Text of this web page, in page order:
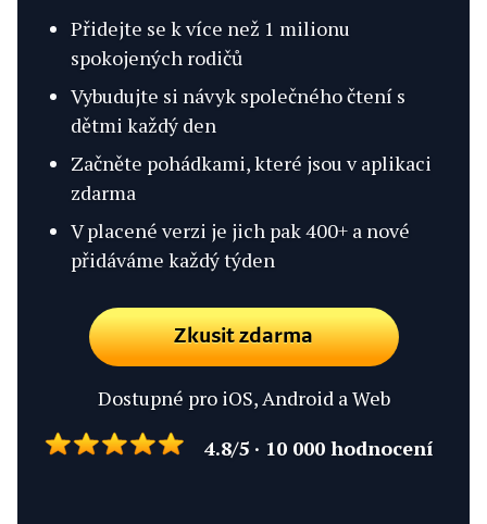
Přidejte se k více než 1 milionu
spokojených rodičů
Vybudujte si návyk společného čtení s
dětmi každý den
Začněte pohádkami, které jsou v aplikaci
zdarma
V placené verzi je jich pak 400+ a nové
přidáváme každý týden
Zkusit zdarma
Dostupné pro iOS, Android a Web
4.8/5 · 10 000 hodnocení